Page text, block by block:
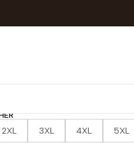
ALÇA LARGA FACE
NATAÇÃO
2XL 3XL 4XL 5XL